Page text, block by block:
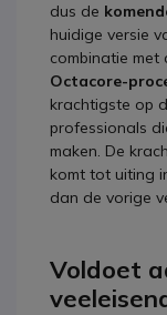
dus de
huidige versie
combinatie met
Octacore-
krachtigste op
professionals
maken. De
komt tot uiting
dan de vorige
Voldoet